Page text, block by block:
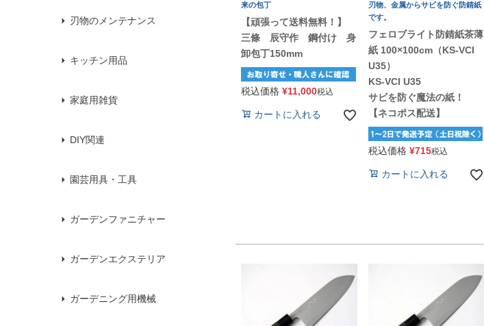
刃物のメンテナンス
キッチン用品
家庭用雑貨
DIY関連
園芸用具・工具
ガーデンファニチャー
ガーデンエクステリア
ガーデニング用機械
来の包丁
【頑張って送料無料！】
三條 辰守作 鋼付け 身
卸包丁150mm
税込価格 ¥11,000税込
カートに入れる
刃物、金属からサビを防ぐ防錆紙
です。
フェロブライト防錆紙茶薄
紙 100×100cm（KS-VCI
U35）
KS-VCI U35
サビを防ぐ魔法の紙！
【ネコポス配送】
税込価格 ¥715税込
カートに入れる